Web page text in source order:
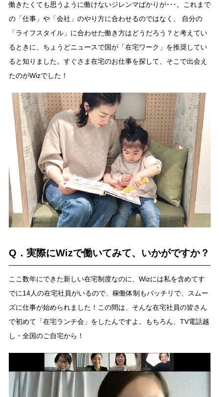
働きたくても思うように働けないジレンマばかりが･･･。これまで
の「仕事」や「会社」のやり方に合わせるのではなく、 自分の
「ライフスタイル」に合わせた働き方はどうだろう？と考えてい
るときに、ちょうどニュースで国が「在宅ワーク」を推奨してい
ると知りました。すぐさま在宅のお仕事を探して、そこで出会え
たのがWizでした！
Q．実際にWizで働いてみて、いかがですか？
ここ数年にできた新しい在宅制度なのに、Wizには私を含めてす
でに14人の在宅社員がいるので、稼働体制もバッチリで、スムー
ズに仕事が始められました！この間は、そんな在宅社員の皆さん
で初めて「在宅ランチ会」をしたんですよ。もちろん、TV電話越
し・全国のご自宅から！